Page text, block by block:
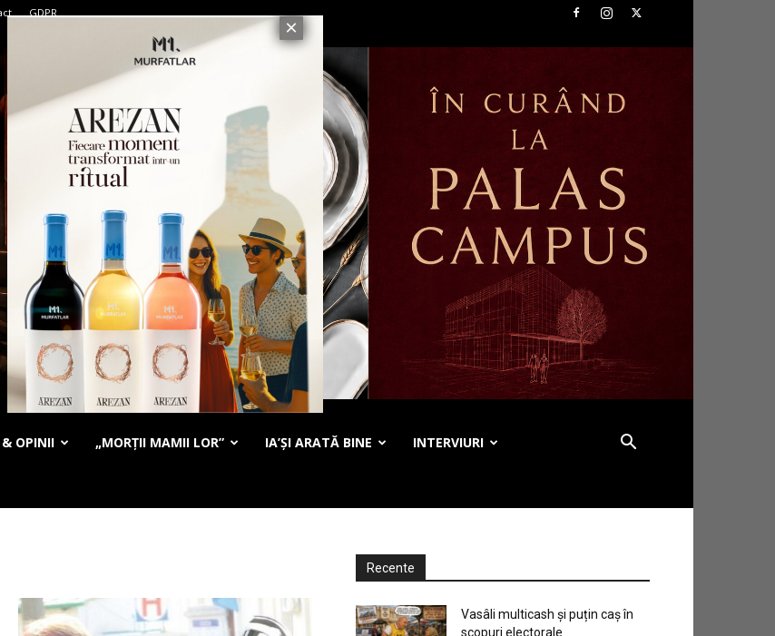
GDPR
OPINII „MORȚII MAMII LOR” IA’ȘI ARATĂ BINE INTERVIURI
Recente
Vasâli multicash și puțin caș în
scopuri electorale